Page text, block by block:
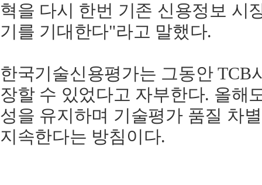
혁을 다시 한번 기존 신용정보 시
기를 기대한다"라고 말했다.
한국기술신용평가는 그동안 TCB
장할 수 있었다고 자부한다. 올해
성을 유지하며 기술평가 품질 차
지속한다는 방침이다.